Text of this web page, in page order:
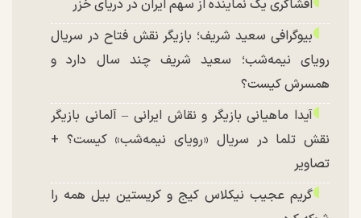
افشاگری یک نماینده از سهم ایران در دریای خزر
بیوگرافی سعید شریف؛ بازیگر نقش فتاح در سریال
رویای نیمه‌شب؛ سعید شریف چند سال دارد و
همسرش کیست؟
آیدا ماهیانی بازیگر و نقاش ایرانی – آلمانی بازیگر
نقش تلما در سریال «رویای نیمه‌شب» کیست؟ +
تصاویر
گریم عجیب نیکلاس کیج و کریستین بیل همه را